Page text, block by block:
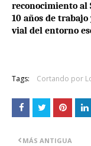
reconocimiento al
10 años de
vial del entorno
Tags: Cortando por
MÁS ANTIGUA